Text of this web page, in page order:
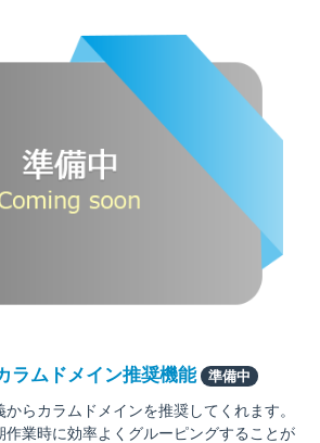
ラムドメイン推奨機能 準備中
らカラムドメインを推奨してくれます。
作業時に効率よくグルーピングすることが